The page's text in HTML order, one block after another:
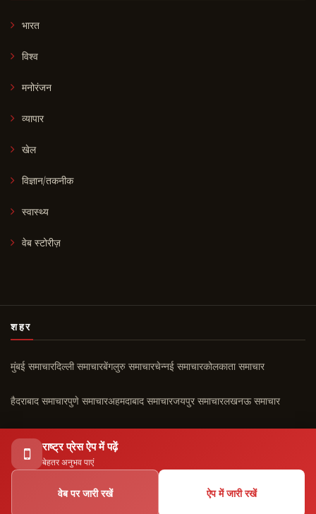
राष्ट्र प्रेस ऐप में पढ़ें
बेहतर अनुभव पाएं
वेब पर जारी रखें ऐप में जारी रखें
भारत
विश्व
मनोरंजन
व्यापार
खेल
विज्ञान/तकनीक
स्वास्थ्य
वेब स्टोरीज़
शहर
मुंबई समाचारदिल्ली समाचारबेंगलुरु समाचारचेन्नई समाचारकोलकाता समाचार
हैदराबाद समाचारपुणे समाचारअहमदाबाद समाचारजयपुर समाचारलखनऊ समाचार
चंडीगढ़ समाचार